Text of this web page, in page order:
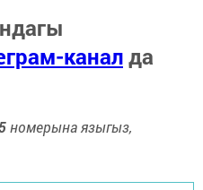
каналда
номерына языгыз,